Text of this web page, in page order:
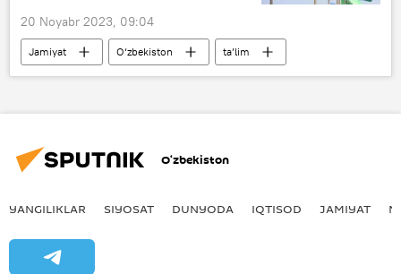
20 Noyabr 2023, 09:04
Jamiyat O‘zbekiston
ta’lim
Saudiya Arabistoni
O‘zbekiston
YANGILIKLAR SIYOSAT DUNYODA IQTISOD JAMIYAT